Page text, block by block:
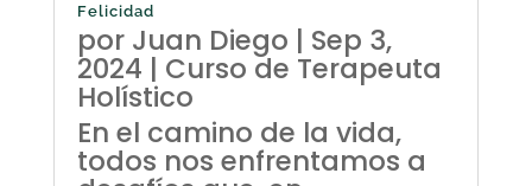
Felicidad
por Juan Diego | Sep 3,
2024 | Curso de Terapeuta
Holístico
En el camino de la vida,
todos nos enfrentamos a